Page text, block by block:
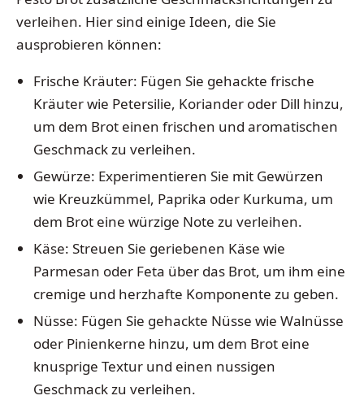
verleihen. Hier sind einige Ideen, die Sie
ausprobieren können:
Frische Kräuter: Fügen Sie gehackte frische
Kräuter wie Petersilie, Koriander oder Dill hinzu,
um dem Brot einen frischen und aromatischen
Geschmack zu verleihen.
Gewürze: Experimentieren Sie mit Gewürzen
wie Kreuzkümmel, Paprika oder Kurkuma, um
dem Brot eine würzige Note zu verleihen.
Käse: Streuen Sie geriebenen Käse wie
Parmesan oder Feta über das Brot, um ihm eine
cremige und herzhafte Komponente zu geben.
Nüsse: Fügen Sie gehackte Nüsse wie Walnüsse
oder Pinienkerne hinzu, um dem Brot eine
knusprige Textur und einen nussigen
Geschmack zu verleihen.